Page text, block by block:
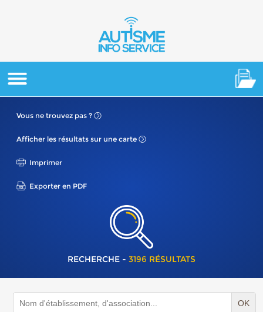
Vous ne trouvez pas ?
Afficher les résultats sur une carte
Imprimer
Exporter en PDF
RECHERCHE - 3196 RÉSULTATS
OK